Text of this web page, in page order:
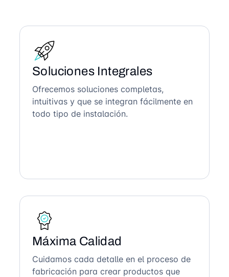
Soluciones Integrales
Ofrecemos soluciones completas,
intuitivas y que se integran fácilmente en
todo tipo de instalación.
Máxima Calidad
Cuidamos cada detalle en el proceso de
fabricación para crear productos que